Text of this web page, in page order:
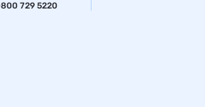
729 5220